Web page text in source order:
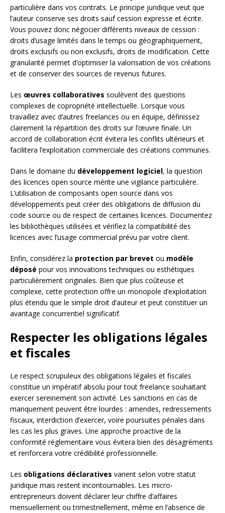
particulière dans vos contrats. Le principe juridique veut que
l’auteur conserve ses droits sauf cession expresse et écrite.
Vous pouvez donc négocier différents niveaux de cession :
droits d’usage limités dans le temps ou géographiquement,
droits exclusifs ou non exclusifs, droits de modification. Cette
granularité permet d’optimiser la valorisation de vos créations
et de conserver des sources de revenus futures.
Les œuvres collaboratives soulèvent des questions
complexes de copropriété intellectuelle. Lorsque vous
travaillez avec d’autres freelances ou en équipe, définissez
clairement la répartition des droits sur l’œuvre finale. Un
accord de collaboration écrit évitera les conflits ultérieurs et
facilitera l’exploitation commerciale des créations communes.
Dans le domaine du développement logiciel, la question
des licences open source mérite une vigilance particulière.
L’utilisation de composants open source dans vos
développements peut créer des obligations de diffusion du
code source ou de respect de certaines licences. Documentez
les bibliothèques utilisées et vérifiez la compatibilité des
licences avec l’usage commercial prévu par votre client.
Enfin, considérez la protection par brevet ou modèle
déposé pour vos innovations techniques ou esthétiques
particulièrement originales. Bien que plus coûteuse et
complexe, cette protection offre un monopole d’exploitation
plus étendu que le simple droit d’auteur et peut constituer un
avantage concurrentiel significatif.
Respecter les obligations légales
et fiscales
Le respect scrupuleux des obligations légales et fiscales
constitue un impératif absolu pour tout freelance souhaitant
exercer sereinement son activité. Les sanctions en cas de
manquement peuvent être lourdes : amendes, redressements
fiscaux, interdiction d’exercer, voire poursuites pénales dans
les cas les plus graves. Une approche proactive de la
conformité réglementaire vous évitera bien des désagréments
et renforcera votre crédibilité professionnelle.
Les obligations déclaratives varient selon votre statut
juridique mais restent incontournables. Les micro-
entrepreneurs doivent déclarer leur chiffre d’affaires
mensuellement ou trimestriellement, même en l’absence de